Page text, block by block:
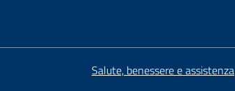
Salute, benessere e assistenza